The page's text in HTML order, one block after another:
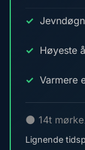
Høyeste
Varmere
🌑 14t mørke
Lignende